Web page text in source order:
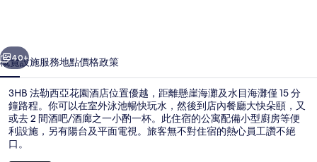
酒
店
相
片
集
個 下一個
40+
概覽設施服務地點價格政策
3HB 法勒西亞花園酒店位置優越，距離懸崖海灘及水目海灘僅 15 分
鐘路程。你可以在室外泳池暢快玩水，然後到店內餐廳大快朵頤，又
或去 2 間酒吧/酒廊之一小酌一杯。此住宿的公寓配備小型廚房等便
利設施，另有陽台及平面電視。旅客無不對住宿的熱心員工讚不絕
口。